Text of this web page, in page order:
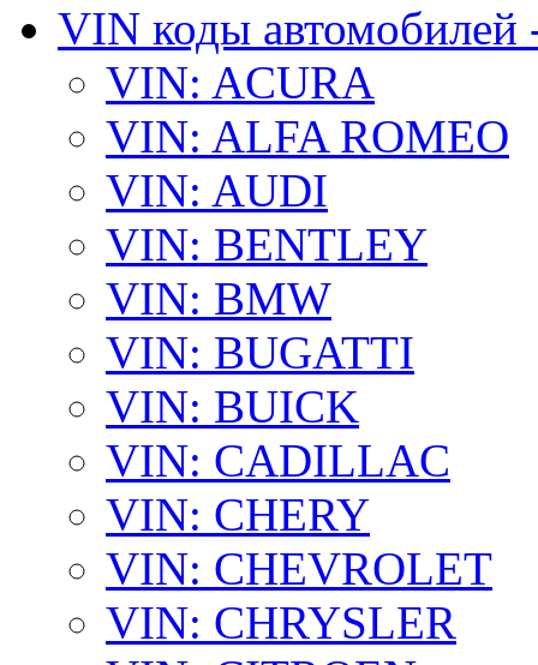
VIN коды автомобилей
VIN: ACURA
VIN: ALFA ROMEO
VIN: AUDI
VIN: BENTLEY
VIN: BMW
VIN: BUGATTI
VIN: BUICK
VIN: CADILLAC
VIN: CHERY
VIN: CHEVROLET
VIN: CHRYSLER